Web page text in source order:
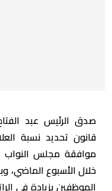
صدق الرئيس عبد
قانون تحديد نسبة
موافقة مجلس النواب
خلال الأسبوع الماضي،
الموظفين بزيادة في